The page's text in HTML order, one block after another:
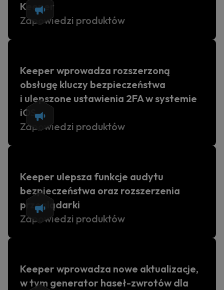
Keeper
Zapowiedzi produktów
Keeper wprowadza rozszerzoną
obsługę kluczy bezpieczeństwa
i ulepszone ustawienia 2FA w systemie
iOS
Zapowiedzi produktów
Keeper ulepsza funkcje audytu
bezpieczeństwa oraz rozszerzenia
przeglądarki
Zapowiedzi produktów
Keeper wprowadza nowe aktualizacje,
w tym generator haseł-zwrotów dla